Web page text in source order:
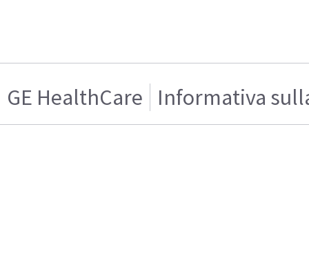
GE HealthCare Informativa